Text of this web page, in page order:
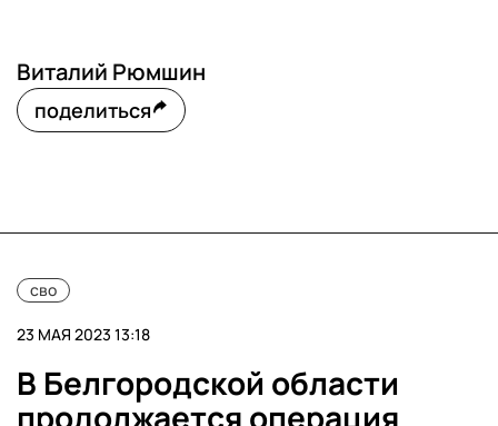
Виталий Рюмшин
поделиться
сво
23 МАЯ 2023 13:18
В Белгородской области
продолжается операция